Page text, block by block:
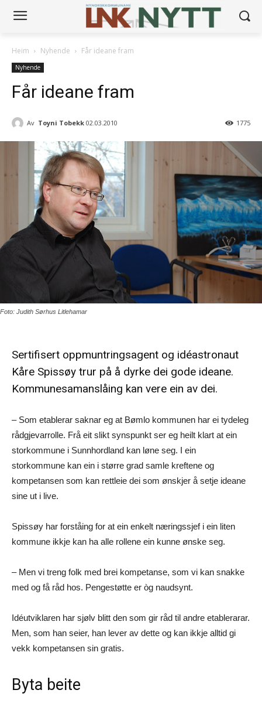
Heim Nyhende Får ideane fram
Nyhende
Får ideane fram
Av Toyni Tobekk 02.03.2010 1775
Foto: Judith Sørhus Litlehamar
Sertifisert oppmuntringsagent og idéastronaut
Kåre Spissøy trur på å dyrke dei gode ideane.
Kommunesamanslåing kan vere ein av dei.
– Som etablerar saknar eg at Bømlo kommunen har ei tydeleg
rådgjevarrolle. Frå eit slikt synspunkt ser eg heilt klart at ein
storkommune i Sunnhordland kan løne seg. I ein
storkommune kan ein i større grad samle kreftene og
kompetansen som kan rettleie dei som ønskjer å setje ideane
sine ut i live.
Spissøy har forståing for at ein enkelt næringssjef i ein liten
kommune ikkje kan ha alle rollene ein kunne ønske seg.
– Men vi treng folk med brei kompetanse, som vi kan snakke
med og få råd hos. Pengestøtte er òg naudsynt.
Idéutviklaren har sjølv blitt den som gir råd til andre etablerarar.
Men, som han seier, han lever av dette og kan ikkje alltid gi
vekk kompetansen sin gratis.
Byta beite